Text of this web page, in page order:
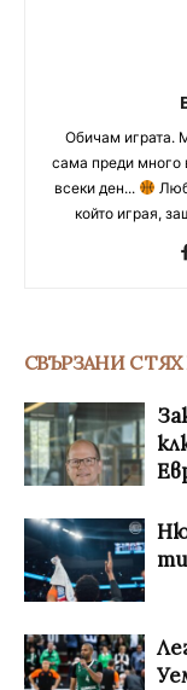
Обичам играта.
сама преди много
всеки ден...
който играя,
СВЪРЗАНИ С
Ню